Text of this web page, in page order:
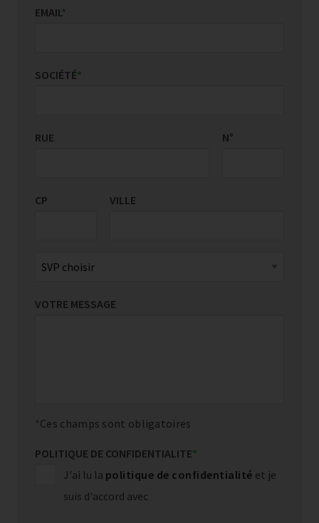
EMAIL*
SOCIÉTÉ*
RUE N°
CP VILLE
PAYS/RÉGION
VOTRE MESSAGE
Ces champs sont obligatoires
POLITIQUE DE CONFIDENTIALITE*
J'ai lu la politique de confidentialité et je
suis d'accord avec